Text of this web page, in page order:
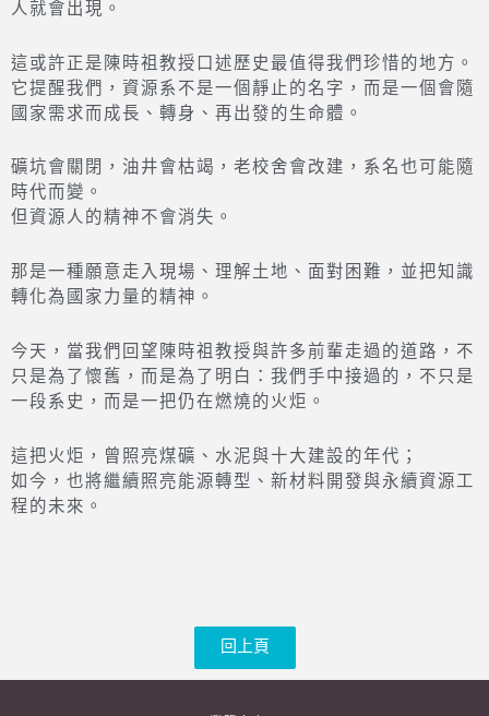
人就會出現。
這或許正是陳時祖教授口述歷史最值得我們珍惜的地方。
它提醒我們，資源系不是一個靜止的名字，而是一個會隨
國家需求而成長、轉身、再出發的生命體。
礦坑會關閉，油井會枯竭，老校舍會改建，系名也可能隨
時代而變。
但資源人的精神不會消失。
那是一種願意走入現場、理解土地、面對困難，並把知識
轉化為國家力量的精神。
今天，當我們回望陳時祖教授與許多前輩走過的道路，不
只是為了懷舊，而是為了明白：我們手中接過的，不只是
一段系史，而是一把仍在燃燒的火炬。
這把火炬，曾照亮煤礦、水泥與十大建設的年代；
如今，也將繼續照亮能源轉型、新材料開發與永續資源工
程的未來。
回上頁